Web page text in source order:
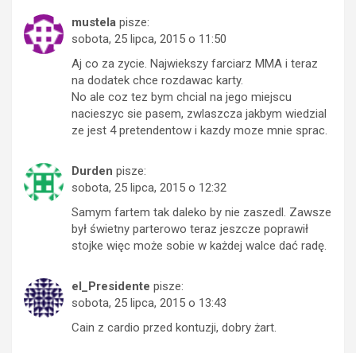
mustela pisze:
sobota, 25 lipca, 2015 o 11:50
Aj co za zycie. Najwiekszy farciarz MMA i teraz
na dodatek chce rozdawac karty.
No ale coz tez bym chcial na jego miejscu
nacieszyc sie pasem, zwlaszcza jakbym wiedzial
ze jest 4 pretendentow i kazdy moze mnie sprac.
Durden pisze:
sobota, 25 lipca, 2015 o 12:32
Samym fartem tak daleko by nie zaszedl. Zawsze
był świetny parterowo teraz jeszcze poprawił
stojke więc może sobie w każdej walce dać radę.
el_Presidente pisze:
sobota, 25 lipca, 2015 o 13:43
Cain z cardio przed kontuzji, dobry żart.